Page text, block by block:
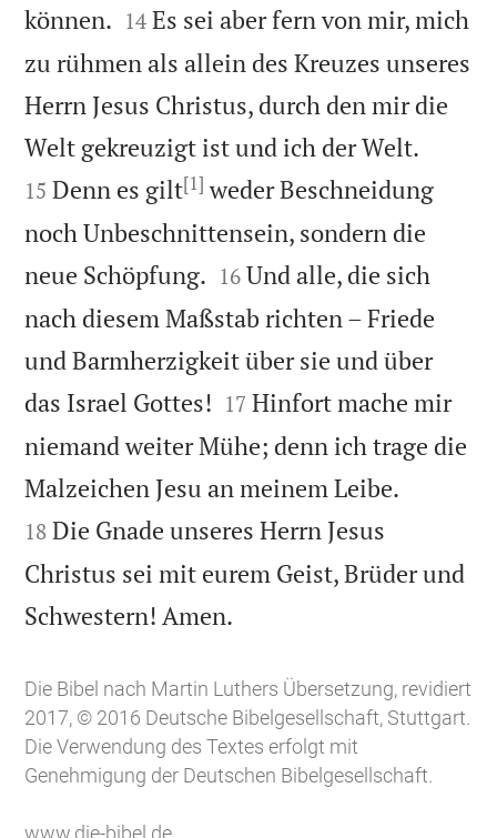
können. 

14 Es sei aber fern von mir, mich
zu rühmen als allein des Kreuzes unseres
Herrn Jesus Christus, durch den mir die
Welt gekreuzigt ist und ich der Welt.
15 Denn es gilt[1] weder Beschneidung
noch Unbeschnittensein, sondern die
neue Schöpfung. 

16 Und alle, die sich
nach diesem Maßstab richten – Friede
und Barmherzigkeit über sie und über
das Israel Gottes! 

17 Hinfort mache mir
niemand weiter Mühe; denn ich trage die
Malzeichen Jesu an meinem Leibe.
18 Die Gnade unseres Herrn Jesus
Christus sei mit eurem Geist, Brüder und
Schwestern! Amen.
Die Bibel nach Martin Luthers Übersetzung, revidiert
2017, © 2016 Deutsche Bibelgesellschaft, Stuttgart.
Die Verwendung des Textes erfolgt mit
Genehmigung der Deutschen Bibelgesellschaft.
www.die-bibel.de